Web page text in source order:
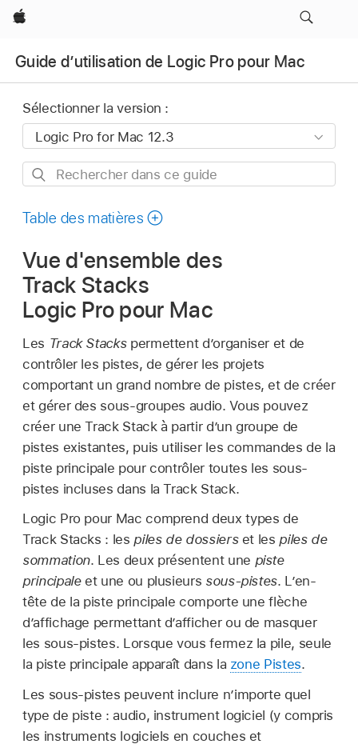
Apple
Guide d’utilisation de Logic Pro pour Mac
Sélectionner la version :
Rechercher
ce
Table des matières
Vue d'ensemble des
Track Stacks
Logic Pro pour Mac
Les Track Stackspermettent d’organiser et de
contrôler les pistes, de gérer les projets
comportant un grand nombre de pistes, et de créer
et gérer des sous-groupes audio. Vous pouvez
créer une Track Stack à partir d’un groupe de
pistes existantes, puis utiliser les commandes de la
piste principale pour contrôler toutes les sous-
pistes incluses dans la Track Stack.
Logic Pro pour Mac comprend deux types de
Track Stacks : les piles de dossierset les piles de
sommation. Les deux présentent une piste
principaleet une ou plusieurs sous-pistes. L’en-
tête de la piste principale comporte une flèche
d’affichage permettant d’afficher ou de masquer
les sous-pistes. Lorsque vous fermez la pile, seule
la piste principale apparaît dans la zone Pistes.
Les sous-pistes peuvent inclure n’importe quel
type de piste : audio, instrument logiciel (y compris
les instruments logiciels en couches et